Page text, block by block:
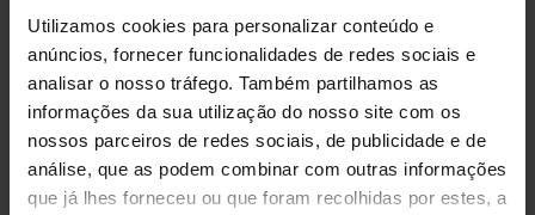
Utilizamos cookies para personalizar conteúdo e
anúncios, fornecer funcionalidades de redes sociais e
analisar o nosso tráfego. Também partilhamos as
informações da sua utilização do nosso site com os
nossos parceiros de redes sociais, de publicidade e de
análise, que as podem combinar com outras informações
que já lhes forneceu ou que foram recolhidas por estes, a